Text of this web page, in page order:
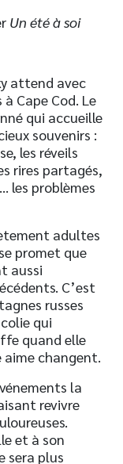
Un été à soi
attend avec
Cape Cod. Le
qui accueille
souvenirs :
les réveils
rires partagés,
les problèmes
adultes
promet que
aussi
C’est
russes
qui
quand elle
aime changent.
la
revivre
et à son
sera plus